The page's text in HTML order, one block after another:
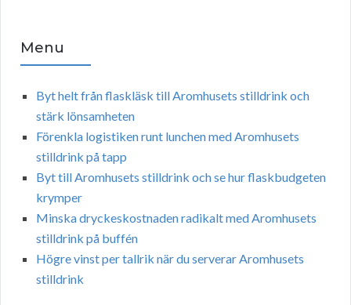
Menu
Byt helt från flaskläsk till Aromhusets stilldrink och
stärk lönsamheten
Förenkla logistiken runt lunchen med Aromhusets
stilldrink på tapp
Byt till Aromhusets stilldrink och se hur flaskbudgeten
krymper
Minska dryckeskostnaden radikalt med Aromhusets
stilldrink på buffén
Högre vinst per tallrik när du serverar Aromhusets
stilldrink